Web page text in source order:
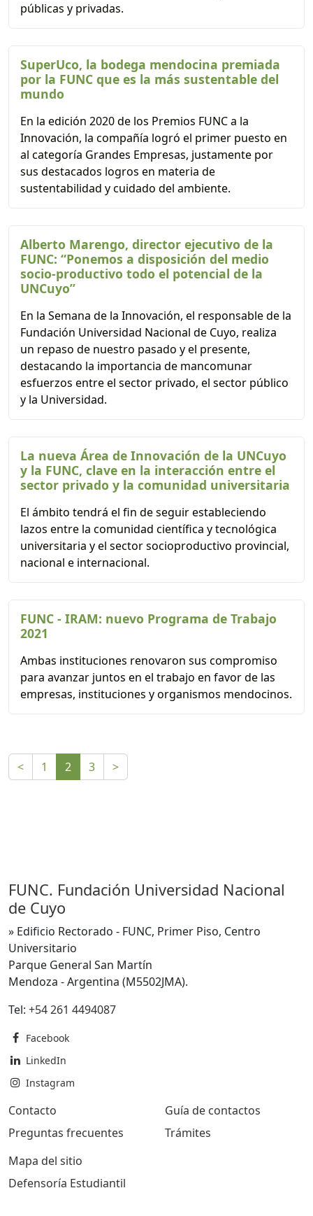
públicas y privadas.
SuperUco, la bodega mendocina premiada
por la FUNC que es la más sustentable del
mundo
En la edición 2020 de los Premios FUNC a la
Innovación, la compañía logró el primer puesto en
al categoría Grandes Empresas, justamente por
sus destacados logros en materia de
sustentabilidad y cuidado del ambiente.
Alberto Marengo, director ejecutivo de la
FUNC: “Ponemos a disposición del medio
socio-productivo todo el potencial de la
UNCuyo”
En la Semana de la Innovación, el responsable de la
Fundación Universidad Nacional de Cuyo, realiza
un repaso de nuestro pasado y el presente,
destacando la importancia de mancomunar
esfuerzos entre el sector privado, el sector público
y la Universidad.
La nueva Área de Innovación de la UNCuyo
y la FUNC, clave en la interacción entre el
sector privado y la comunidad universitaria
El ámbito tendrá el fin de seguir estableciendo
lazos entre la comunidad científica y tecnológica
universitaria y el sector socioproductivo provincial,
nacional e internacional.
FUNC - IRAM: nuevo Programa de Trabajo
2021
Ambas instituciones renovaron sus compromiso
para avanzar juntos en el trabajo en favor de las
empresas, instituciones y organismos mendocinos.
< 1 2 3 >
FUNC. Fundación Universidad Nacional
de Cuyo
» Edificio Rectorado - FUNC, Primer Piso, Centro
Universitario
Parque General San Martín
Mendoza - Argentina (M5502JMA).
Tel: +54 261 4494087
Facebook
LinkedIn
Instagram
Contacto
Preguntas frecuentes
Guía de contactos
Trámites
Mapa del sitio
Defensoría Estudiantil